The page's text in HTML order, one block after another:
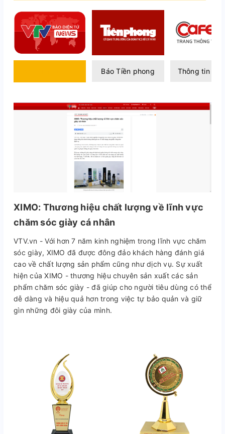
Báo Tiền phong Thông tin
XIMO: Thương hiệu chất lượng về lĩnh vực
chăm sóc giày cá nhân
VTV.vn - Với hơn 7 năm kinh nghiệm trong lĩnh vực chăm
sóc giày, XIMO đã được đông đảo khách hàng đánh giá
cao về chất lượng sản phẩm cũng như dịch vụ. Sự xuất
hiện của XIMO - thương hiệu chuyên sản xuất các sản
phẩm chăm sóc giày - đã giúp cho người tiêu dùng có thể
dễ dàng và hiệu quả hơn trong việc tự bảo quản và giữ
gìn những đôi giày của mình.